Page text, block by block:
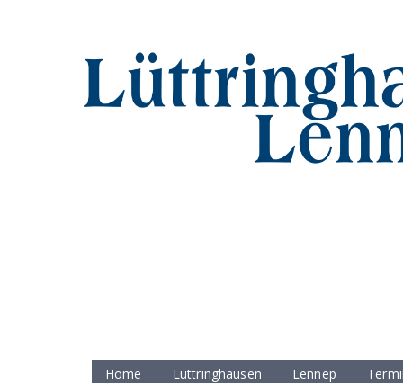
Home Lüttringhausen Lennep